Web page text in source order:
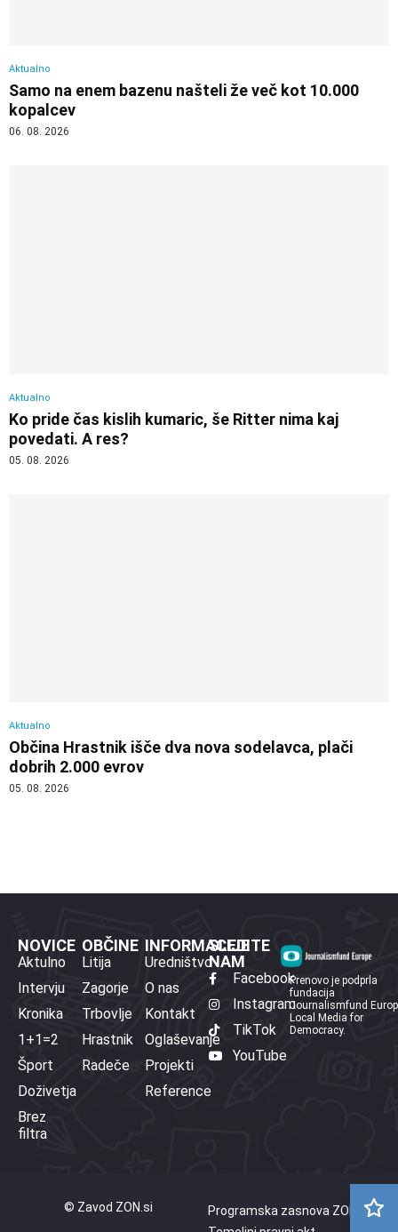
Aktualno
Samo na enem bazenu našteli že več kot 10.000
kopalcev
06. 08. 2026
Aktualno
Ko pride čas kislih kumaric, še Ritter nima kaj
povedati. A res?
05. 08. 2026
Aktualno
Občina Hrastnik išče dva nova sodelavca, plači
dobrih 2.000 evrov
05. 08. 2026
NOVICE
Aktulno
Intervju
Kronika
1+1=2
Šport
Doživetja
Brez
filtra
OBČINE
Litija
Zagorje
Trbovlje
Hrastnik
Radeče
INFORMACIJE
Uredništvo
O nas
Kontakt
Oglaševanje
Projekti
Reference
SLEDITE
NAM
Facebook
Instagram
TikTok
YouTube
Prenovo je podprla
fundacija
Journalismfund
Local Media for
Democracy.
© Zavod ZON.si
Programska zasnova ZON